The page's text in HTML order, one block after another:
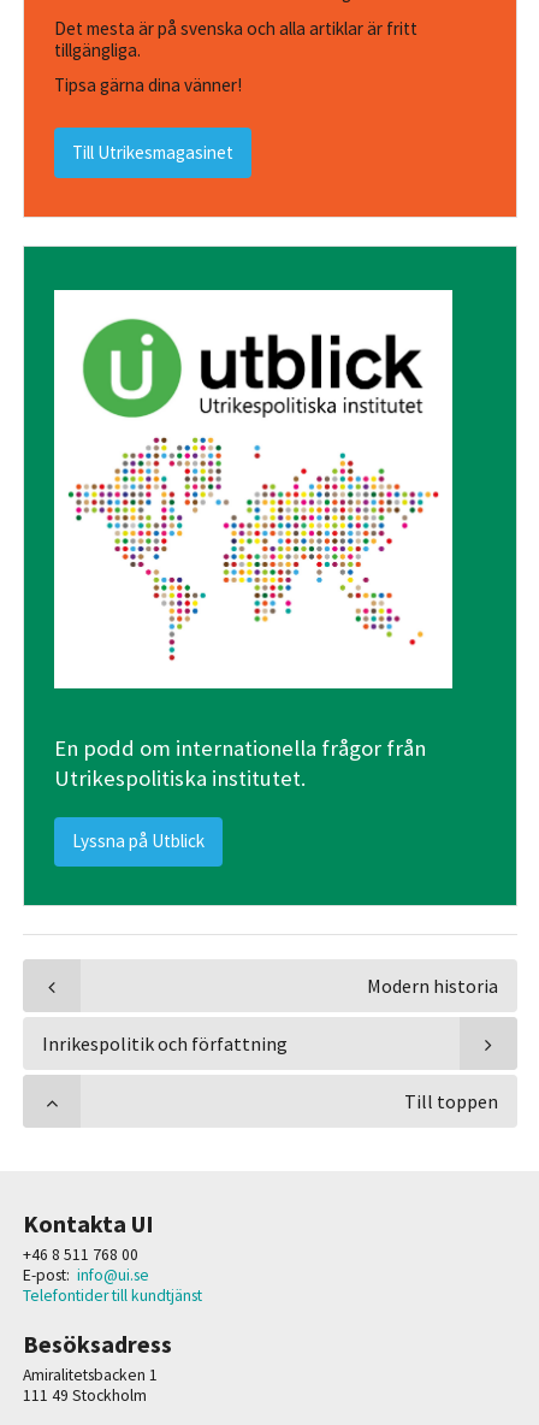
Det mesta är på svenska och alla artiklar är fritt
tillgängliga.
Tipsa gärna dina vänner!
Till Utrikesmagasinet
En podd om internationella frågor från
Utrikespolitiska institutet.
Lyssna på Utblick
Modern historia
Inrikespolitik och författning
Till toppen
Kontakta UI
+46 8 511 768 00
E-post: info@ui.se
Telefontider till kundtjänst
Besöksadress
Amiralitetsbacken 1
111 49 Stockholm